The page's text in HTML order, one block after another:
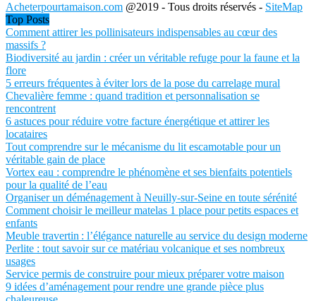
Acheterpourtamaison.com @2019 - Tous droits réservés - SiteMap
Top Posts
Comment attirer les pollinisateurs indispensables au cœur des
massifs ?
Biodiversité au jardin : créer un véritable refuge pour la faune et la
flore
5 erreurs fréquentes à éviter lors de la pose du carrelage mural
Chevalière femme : quand tradition et personnalisation se
rencontrent
6 astuces pour réduire votre facture énergétique et attirer les
locataires
Tout comprendre sur le mécanisme du lit escamotable pour un
véritable gain de place
Vortex eau : comprendre le phénomène et ses bienfaits potentiels
pour la qualité de l’eau
Organiser un déménagement à Neuilly-sur-Seine en toute sérénité
Comment choisir le meilleur matelas 1 place pour petits espaces et
enfants
Meuble travertin : l’élégance naturelle au service du design moderne
Perlite : tout savoir sur ce matériau volcanique et ses nombreux
usages
Service permis de construire pour mieux préparer votre maison
9 idées d’aménagement pour rendre une grande pièce plus